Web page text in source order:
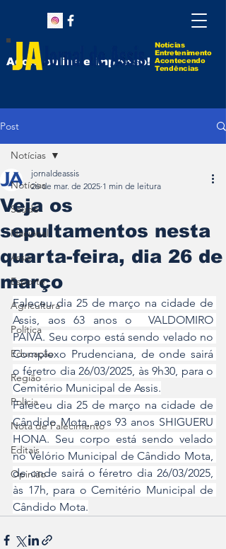
Notícias
Entretenimento
Acontecendo
Tendências
Agora online e impresso!
Post
Notícias
Saúde
Nacional
Assis
Esporte
Agricultura
Política
Educação
Região
Polícia
Nota de Falecimento
Editais
Opinião
Notícias
Veja os
sepultamentos nesta
quarta-feira, dia 26 de
março
jornaldeassis
26 de mar. de 2025 1 min de leitura
Faleceu dia 25 de março na cidade de
Assis, aos 63 anos o  VALDOMIRO
PAIVA. Seu corpo está sendo velado no
Complexo Prudenciana, de onde sairá
o féretro dia 26/03/2025, às 9h30, para o
Cemitério Municipal de Assis.
Faleceu dia 25 de março na cidade de
Cândido Mota, aos 93 anos SHIGUERU
HONA. Seu corpo está sendo velado
no Velório Municipal de Cândido Mota,
de onde sairá o féretro dia 26/03/2025,
às 17h, para o Cemitério Municipal de
Cândido Mota.